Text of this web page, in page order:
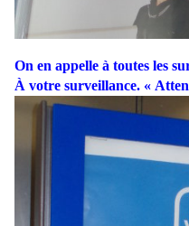
On en appelle à toutes les
À votre surveillance. «